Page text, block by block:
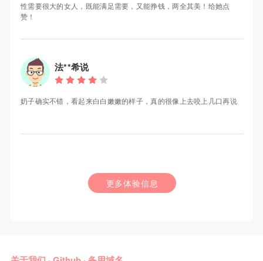
性需要很大的女人，既能满足需要，又能挣钱，两全其美！给她点
赞！
法**希说
奶子确实不错，看起来白白嫩嫩的样子，真的很像上去咬上几口再说
更多体验信息